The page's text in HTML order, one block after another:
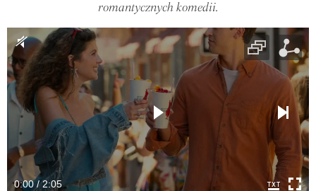
romantycznych komedii.
0:00 / 2:05